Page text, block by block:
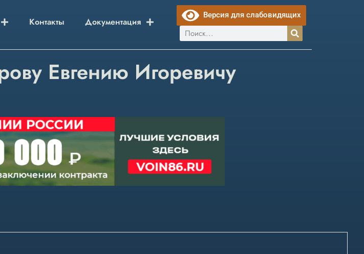
Контакты Документация
Версия для слабовидящих
Евгению Игоревичу